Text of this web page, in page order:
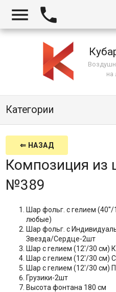
 
на
Категории
⇐ НАЗАД
Композиция из
№389
Шар фольг. с гелием
любые)
Шар фольг. с
Звезда/Сердце-2шт
Шар с гелием (12'/30 см)
Шар с гелием (12'/30 см)
Шар с гелием (12'/30 см)
Грузики-2шт
Высота фонтана 180 см